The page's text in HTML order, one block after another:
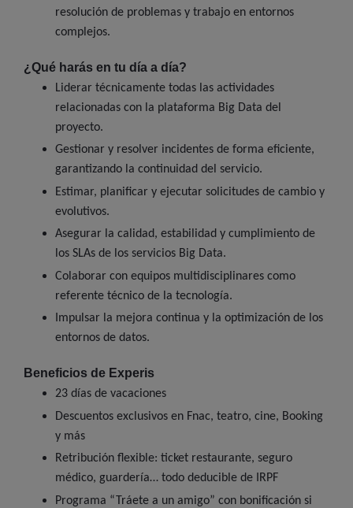
resolución de problemas y trabajo en entornos
complejos.
¿Qué harás en tu día a día?
Liderar técnicamente todas las actividades
relacionadas con la plataforma Big Data del
proyecto.
Gestionar y resolver incidentes de forma eficiente,
garantizando la continuidad del servicio.
Estimar, planificar y ejecutar solicitudes de cambio y
evolutivos.
Asegurar la calidad, estabilidad y cumplimiento de
los SLAs de los servicios Big Data.
Colaborar con equipos multidisciplinares como
referente técnico de la tecnología.
Impulsar la mejora continua y la optimización de los
entornos de datos.
Beneficios de Experis
23 días de vacaciones
Descuentos exclusivos en Fnac, teatro, cine, Booking
y más
Retribución flexible: ticket restaurante, seguro
médico, guardería… todo deducible de IRPF
Programa “Tráete a un amigo” con bonificación si